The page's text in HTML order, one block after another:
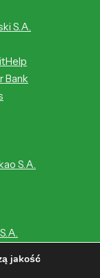
S.A.
Bank
S.A.
S.A.
jakość